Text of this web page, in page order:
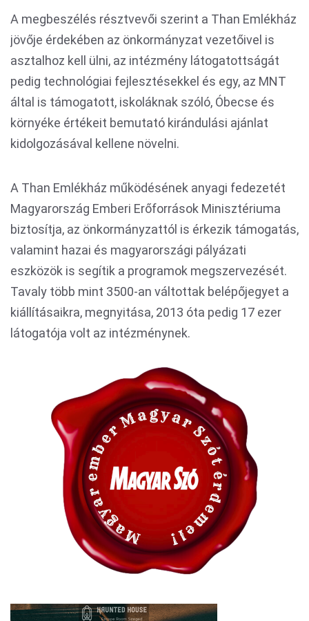
A megbeszélés résztvevői szerint a Than Emlékház
jövője érdekében az önkormányzat vezetőivel is
asztalhoz kell ülni, az intézmény látogatottságát
pedig technológiai fejlesztésekkel és egy, az MNT
által is támogatott, iskoláknak szóló, Óbecse és
környéke értékeit bemutató kirándulási ajánlat
kidolgozásával kellene növelni.
A Than Emlékház működésének anyagi fedezetét
Magyarország Emberi Erőforrások Minisztériuma
biztosítja, az önkormányzattól is érkezik támogatás,
valamint hazai és magyarországi pályázati
eszközök is segítik a programok megszervezését.
Tavaly több mint 3500-an váltottak belépőjegyet a
kiállításaikra, megnyitása, 2013 óta pedig 17 ezer
látogatója volt az intézménynek.